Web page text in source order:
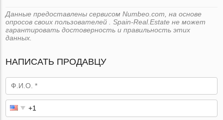
Данные предоставлены сервисом Numbeo.com, на основе
опросов своих пользователей . Spain-Real.Estate не может
гарантировать достоверность и правильность этих
данных.
НАПИСАТЬ ПРОДАВЦУ